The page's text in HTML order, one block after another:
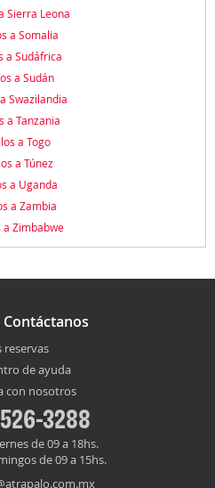
Sierra Leona
a Somalia
a Sudáfrica
a Sudán
Swazilandia
a Tanzania
a Togo
a Túnez
a Uganda
a Zambia
a Zimbabwe
Contáctanos
reservas
de ayuda
con nosotros
3288
de 09 a 18hs.
de 09 a 15hs.